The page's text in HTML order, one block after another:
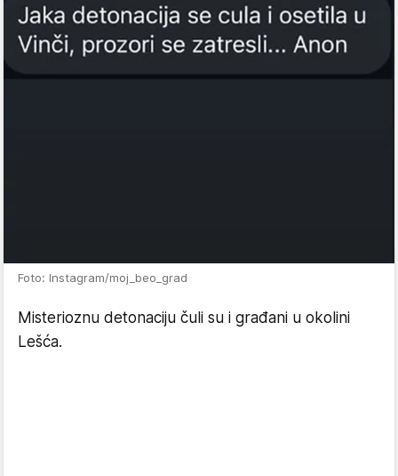
Foto: Instagram/moj_beo_grad
Misterioznu detonaciju čuli su i građani u okolini
Lešća.